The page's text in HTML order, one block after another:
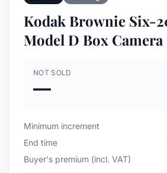
Kodak Brownie Six-
Model D Box Camera
NOT SOLD
—
Minimum increment
End time
Buyer's premium (incl. VAT)